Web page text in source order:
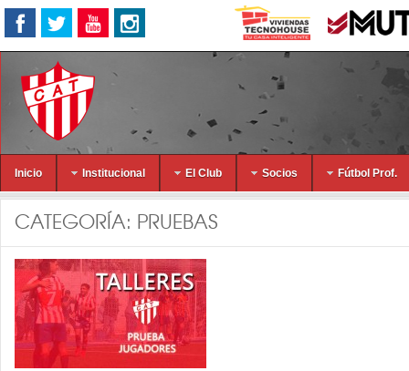
Inicio Institucional El Club Socios Fútbol Prof.
CATEGORÍA: PRUEBAS